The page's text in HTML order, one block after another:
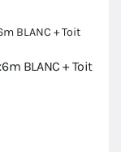
BLANC + Toit